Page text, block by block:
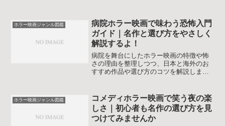
ホラー映画ジャンル図鑑
病院ホラー映画で味わう恐怖入門
ガイド｜名作と選び方をやさしく
解説するよ！
病院を舞台にしたホラー映画の特徴や怖
さの理由を整理しつつ、日本と海外のお
すすめ作品や選び方のコツを解説しま
です。実話系や医療スリラーとの違いも
整理し、怖さレベルの目安もまとめまし
た。
ホラー映画ジャンル図鑑
コメディホラー映画で笑う夜の楽
しさ｜初心者も名作の選び方を見
つけてみませんか